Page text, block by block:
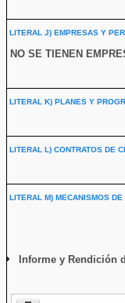
LITERAL J) EMPRESAS Y
NO SE TIENEN
LITERAL K) PLANES Y
LITERAL L) CONTRATOS DE
LITERAL M) MECANISMOS
Informe y Rendición